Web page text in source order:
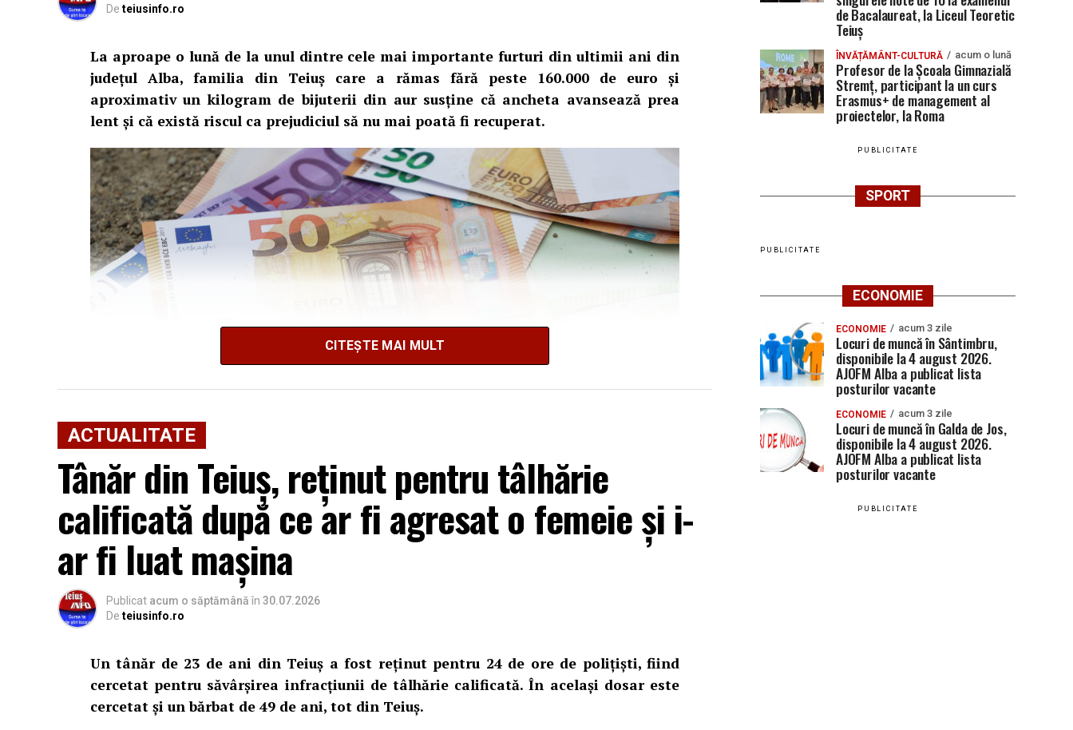
De teiusinfo.ro
La aproape o lună de la unul dintre cele mai importante furturi din ultimii ani din
județul Alba, familia din Teiuș care a rămas fără peste 160.000 de euro și
aproximativ un kilogram de bijuterii din aur susține că ancheta avansează prea
lent și că există riscul ca prejudiciul să nu mai poată fi recuperat.
Cum s-a produs spargerea
Potrivit informațiilor din dosar și declarațiilor persoanelor vătămate, în noaptea de 3 spre 4
iulie 2026, locuința familiei Șerban-Rezmiveș din Teiuș a fost spartă în timp ce proprietarii
Familia susține că deplasarea la Alba Iulia ar fi fost determinată de un pretext legat de o
presupusă tranzacție imobiliară, iar hoții ar fi profitat de absența proprietarilor pentru a
CITEȘTE MAI MULT
ACTUALITATE
Tânăr din Teiuș, reținut pentru tâlhărie
calificată după ce ar fi agresat o femeie și i-
ar fi luat mașina
Publicat acum o săptămână în 30.07.2026
De teiusinfo.ro
Un tânăr de 23 de ani din Teiuș a fost reținut pentru 24 de ore de polițiști, fiind
cercetat pentru săvârșirea infracțiunii de tâlhărie calificată. În același dosar este
cercetat și un bărbat de 49 de ani, tot din Teiuș.
de Bacalaureat, la Liceul Teoretic
Teiuș
ÎNVĂȚĂMÂNT-CULTURĂ acum o lună
Profesor de la Școala Gimnazială
Stremț, participant la un curs
Erasmus+ de management al
proiectelor, la Roma
PUBLICITATE
SPORT
PUBLICITATE
ECONOMIE
ECONOMIE acum 3 zile
Locuri de muncă în Sântimbru,
disponibile la 4 august 2026.
AJOFM Alba a publicat lista
posturilor vacante
ECONOMIE acum 3 zile
Locuri de muncă în Galda de Jos,
disponibile la 4 august 2026.
AJOFM Alba a publicat lista
posturilor vacante
PUBLICITATE